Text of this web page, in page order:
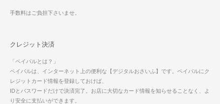
手数料はご負担下さいませ。
クレジット決済
「ペイパルとは？」
ペイパルは、インターネット上の便利な【デジタルおさいふ】です。ペイパルにク
レジットカード情報を登録しておけば、
IDとパスワードだけで決済完了。お店に大切なカード情報を知らせることなく、よ
り安全に支払いができます。